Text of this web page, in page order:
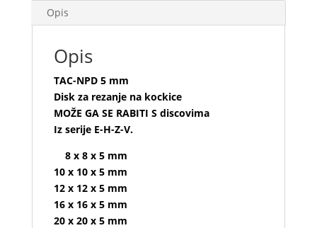
Opis
Opis
TAC-NPD 5 mm
Disk za rezanje na kockice
MOŽE GA SE RABITI S discovima
Iz serije E-H-Z-V.
8 x 8 x 5 mm
10 x 10 x 5 mm
12 x 12 x 5 mm
16 x 16 x 5 mm
20 x 20 x 5 mm